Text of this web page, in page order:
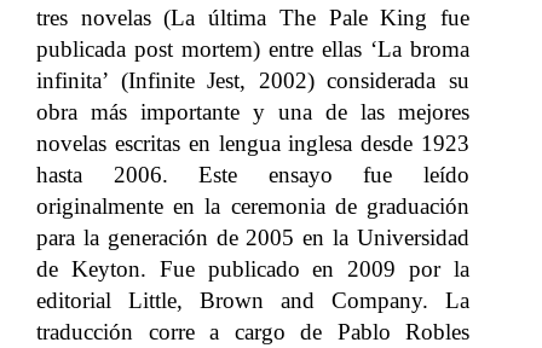
tres novelas (La última The Pale King fue
publicada post mortem) entre ellas ‘La broma
infinita’ (Infinite Jest, 2002) considerada su
obra más importante y una de las mejores
novelas escritas en lengua inglesa desde 1923
hasta 2006. Este ensayo fue leído
originalmente en la ceremonia de graduación
para la generación de 2005 en la Universidad
de Keyton. Fue publicado en 2009 por la
editorial Little, Brown and Company. La
traducción corre a cargo de Pablo Robles